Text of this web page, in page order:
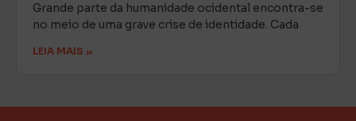
Grande parte da humanidade ocidental encontra-se
no meio de uma grave crise de identidade. Cada
LEIA MAIS »